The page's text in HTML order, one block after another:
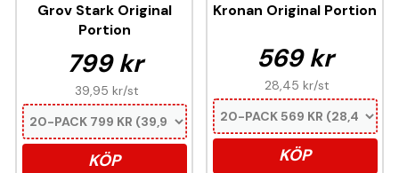
Grov Stark Original
Portion
799 kr
39,95 kr/st
KÖP
Kronan Original Portion
569 kr
28,45 kr/st
KÖP